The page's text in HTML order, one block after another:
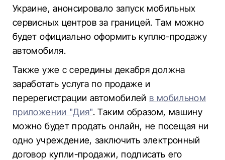
Украине, анонсировало запуск мобильных
сервисных центров за границей. Там можно
будет официально оформить куплю-продажу
автомобиля.
Также уже с середины декабря должна
заработать услуга по продаже и
перерегистрации автомобилей в мобильном
приложении "Дия". Таким образом, машину
можно будет продать онлайн, не посещая ни
одно учреждение, заключить электронный
договор купли-продажи, подписать его